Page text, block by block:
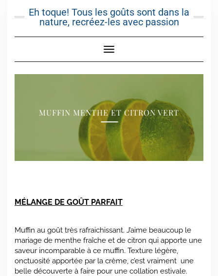
Eh toque! Tous les goûts sont dans la
nature, recréez-les avec passion
Toggle Navigation
MUFFIN MENTHE ET CITRON VERT
MÉLANGE DE GOÛT PARFAIT
Muffin au goût très rafraichissant. J’aime beaucoup le
mariage de menthe fraîche et de citron qui apporte une
saveur incomparable à ce muffin. Texture légère,
onctuosité apportée par la crème, c’est vraiment une
belle découverte à faire pour une collation estivale.